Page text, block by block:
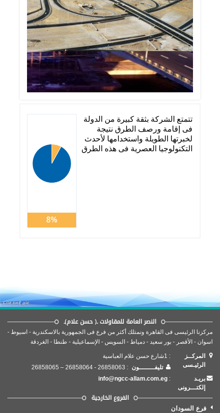
تتمتع الشركة بثقة كبيرة من الدولة
فى إقامة ورصف الطرق نتيجة
لخبرتها الطويلة واستخدامها لأحدث
التكنولوجيا العصرية فى هذه الطرق
8%
النصر العامة للمقاولات ـ( حسن علام)ـ
مركزنا الرئيسى فى القاهرة ونمتلك أكثر من فرع فى الجمهورية بالاسكندرية - اسيوط -
اسوان - الأقصر - بور سعيد - دمياط - السويس - الإسماعيلية - طنطا - الغردقة
المركــز
الرئيـسى
: 1شارع حسن علام العباسية
تليفــــــــون : 26858063 - 26858064 – 26858065
بريـد
إلكتـــرونى
:
info@ngcc-allam.com.eg
الفروع الخارجية
فرع السودان